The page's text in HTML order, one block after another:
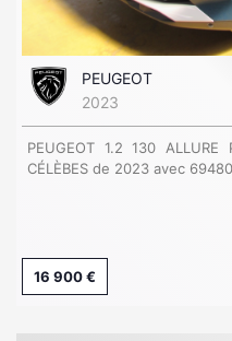
PEUGEOT
2023
PEUGEOT 1.2 130
CÉLÈBES de 2023 avec
16 900 €